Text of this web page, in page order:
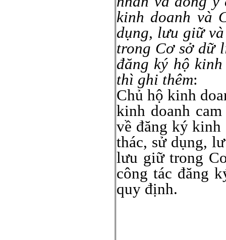
kinh doanh và
dụng, lưu giữ
trong Cơ sở dữ
đăng ký hộ
thì ghi thêm:
Chủ hộ kinh
kinh doanh
về đăng ký kinh
thác, sử dụng,
lưu giữ trong
công tác đăng
quy định.